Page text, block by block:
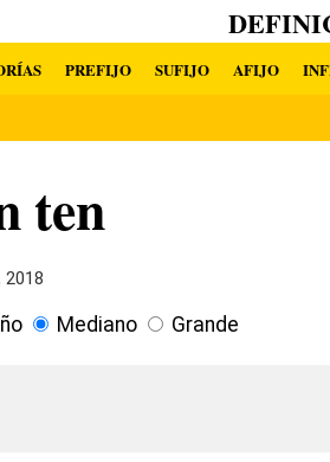
PREFIJO SUFIJO AFIJO
ten
2018
Mediano Grande